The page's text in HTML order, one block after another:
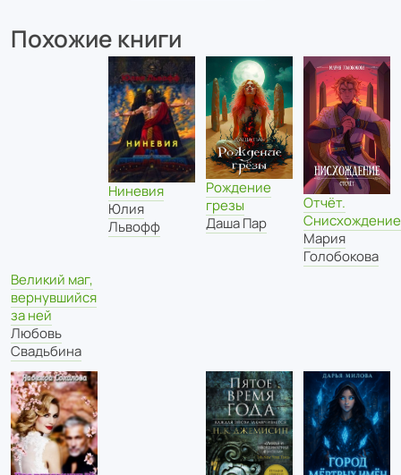
Похожие книги
Великий маг,
вернувшийся
за ней
Любовь
Свадьбина
Ниневия
Юлия
Львофф
Рождение
грезы
Даша Пар
Отчёт.
Снисхождение
Мария
Голобокова